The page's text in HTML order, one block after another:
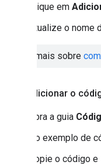
Clique em
Atualize o nome
Saiba mais sobre
Para adicionar o
Abra a guia
No exemplo de
Copie o código